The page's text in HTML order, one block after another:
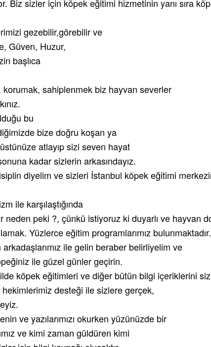
Biz sizler için köpek eğitimi hizmetinin yanı sıra
gezebilir,görebilir ve
Güven, Huzur,
başlıca
korumak, sahiplenmek biz hayvan severler
bu
bize doğru koşan ya
atlayıp sizi seven hayat
kadar sizlerin arkasındayız.
diyelim ve sizleri İstanbul köpek eğitimi
ile karşılaştığında
peki ?, çünkü istiyoruz ki duyarlı ve hayvan
Yüzlerce eğitim programlarımız bulunmaktadır.
ile gelin beraber belirliyelim ve
ile güzel günler geçirin.
köpek eğitimleri ve diğer bütün bilgi içeriklerini
hekimlerimiz desteği ile sizlere gerçek,
ve yazılarımızı okurken yüzünüzde bir
ve kimi zaman güldüren kimi